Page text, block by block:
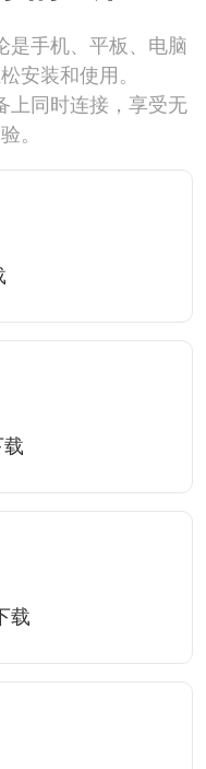
是手机、平板、电脑
安装和使用。
上同时连接，享受无
。
载